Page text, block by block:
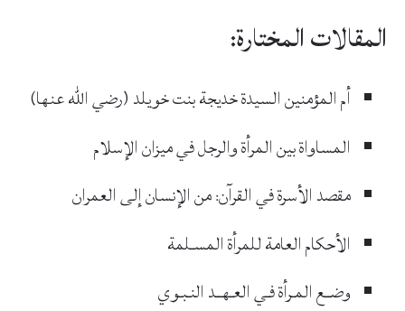
المقالات المختارة:
أم المؤمنين السيدة خديجة بنت خويلد (رضي الله عنها)
المساواة بين المرأة والرجل في ميزان الإسلام
مقصد الأسرة في القرآن: من الإنسان إلى العمران
الأحكام العامة للمرأة المسـلمة
وضــع المـرأة فـي العـهــد النـبـوي